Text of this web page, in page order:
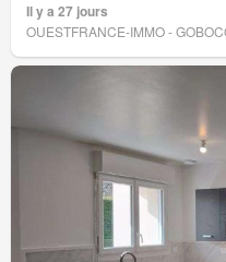
Il y a 27 jours
OUESTFRANCE-IMMO -